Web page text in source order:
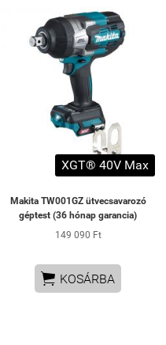
XGT® 40V Max
Makita TW001GZ ütvecsavarozó
géptest (36 hónap garancia)
149 090 Ft
 KOSÁRBA